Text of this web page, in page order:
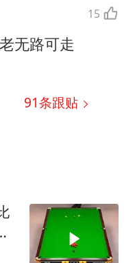
15
无路可走
91条跟贴